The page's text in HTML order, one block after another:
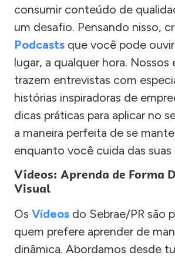
consumir conteúdo de
um desafio. Pensando nisso,
Podcasts que você pode
lugar, a qualquer hora. Nossos
trazem entrevistas com
histórias inspiradoras de
dicas práticas para aplicar no
a maneira perfeita de se
enquanto você cuida das suas
Vídeos: Aprenda de Forma
Visual
Os Vídeos do Sebrae/PR são
quem prefere aprender de
dinâmica. Abordamos desde